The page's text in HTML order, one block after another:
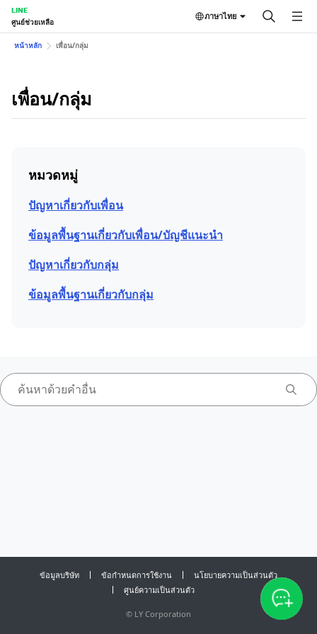
LINE
ศูนย์ช่วยเหลือ
ภาษาไทย
หน้าหลัก เพื่อน/กลุ่ม
เพื่อน/กลุ่ม
หมวดหมู่
ปัญหาเกี่ยวกับเพื่อน
ข้อมูลพื้นฐานเกี่ยวกับเพื่อน/บัญชีแนะนำ
ปัญหาเกี่ยวกับกลุ่ม
ข้อมูลพื้นฐานเกี่ยวกับกลุ่ม
ข้อมูลบริษัท ข้อกำหนดการใช้งาน
นโยบายความเป็นส่วนตัว
ศูนย์ความเป็นส่วนตัว
© LY Corporation